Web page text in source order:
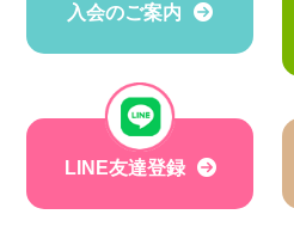
入会のご案内
LINE友達登録